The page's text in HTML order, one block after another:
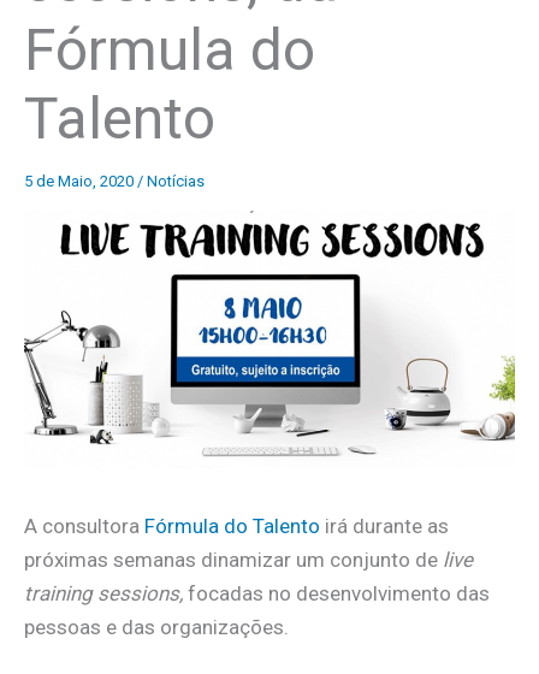
Fórmula do
Talento
5 de Maio, 2020 / Notícias
A consultora Fórmula do Talento irá durante as
próximas semanas dinamizar um conjunto de live
training sessions, focadas no desenvolvimento das
pessoas e das organizações.